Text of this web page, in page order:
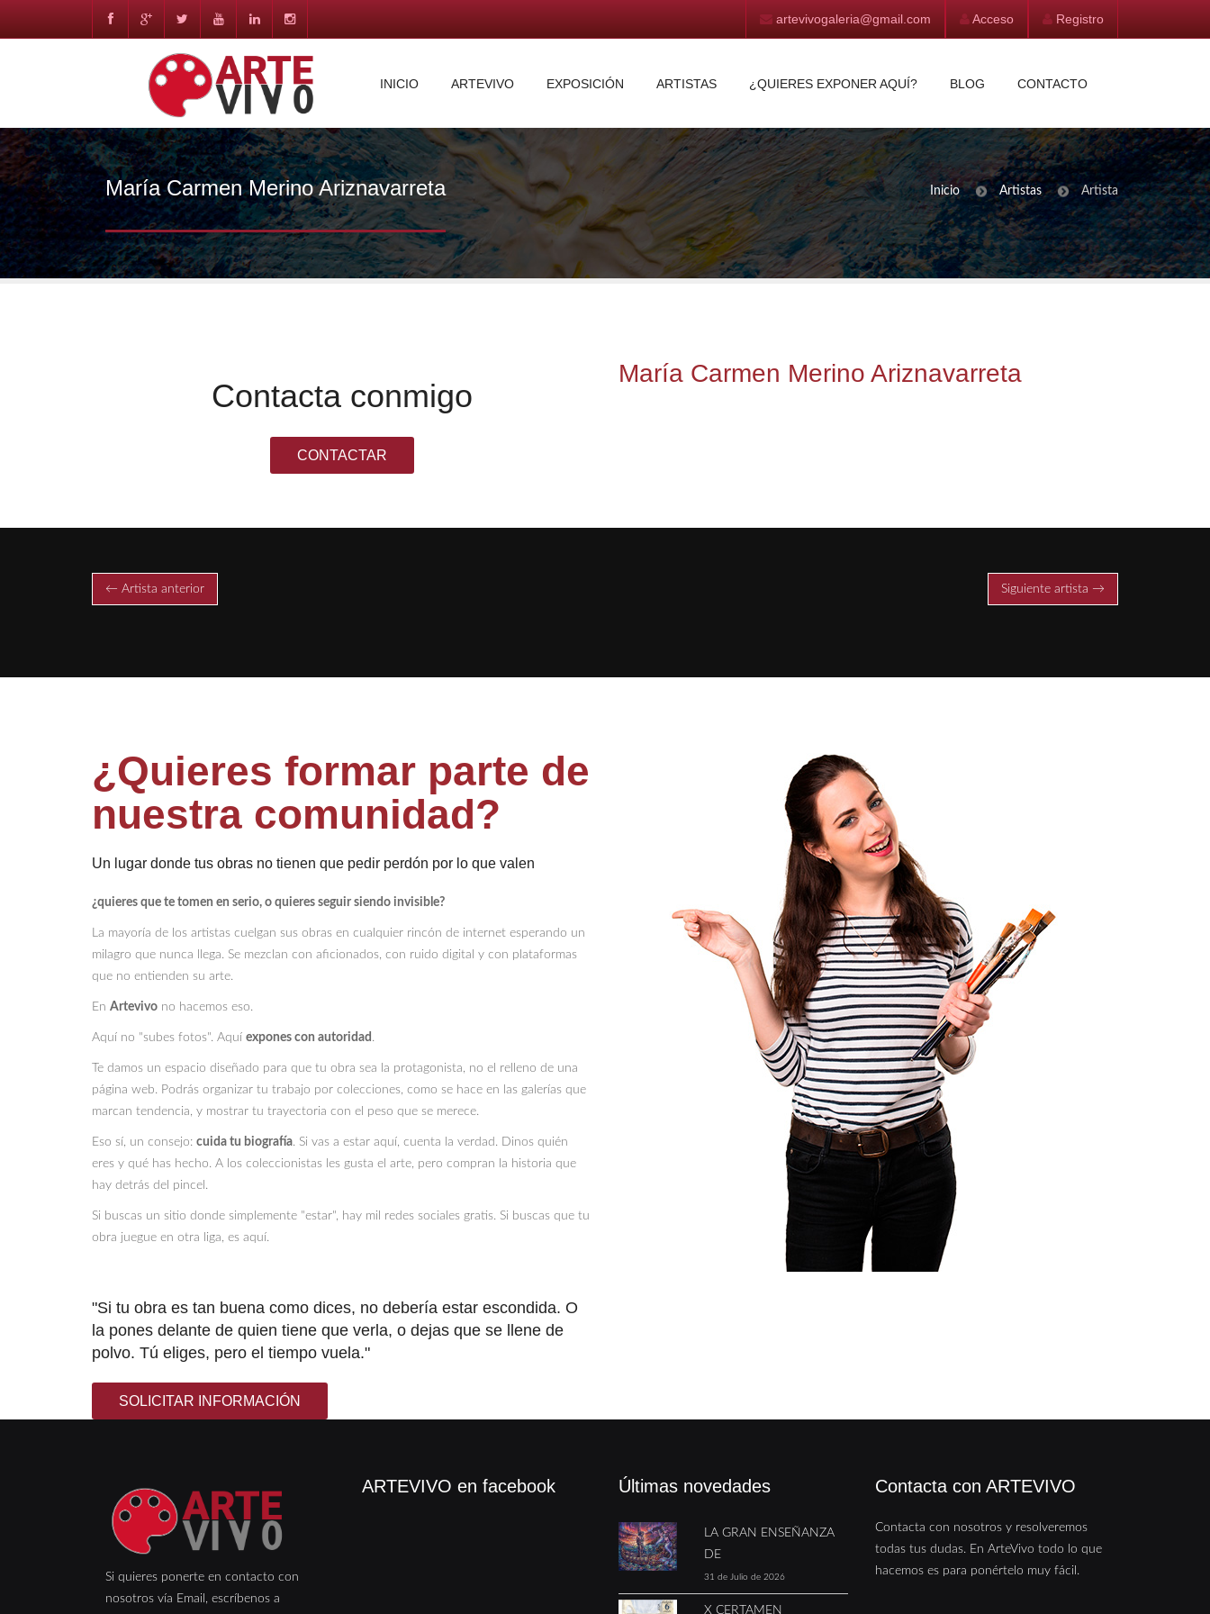
Acceso Registro
artevivogaleria@gmail.com
INICIO ARTEVIVO EXPOSICIÓN ARTISTAS ¿QUIERES EXPONER AQUÍ? BLOG CONTACTO
María Carmen Merino Ariznavarreta Inicio Artistas Artista
Contacta conmigo
CONTACTAR
María Carmen Merino Ariznavarreta
← Artista anterior Siguiente artista →
¿Quieres formar parte de
nuestra comunidad?
Un lugar donde tus obras no tienen que pedir perdón por lo que valen
¿quieres que te tomen en serio, o quieres seguir siendo invisible?
La mayoría de los artistas cuelgan sus obras en cualquier rincón de internet esperando un
milagro que nunca llega. Se mezclan con aficionados, con ruido digital y con plataformas
que no entienden su arte.
En Artevivo no hacemos eso.
Aquí no "subes fotos". Aquí expones con autoridad .
Te damos un espacio diseñado para que tu obra sea la protagonista, no el relleno de una
página web. Podrás organizar tu trabajo por colecciones, como se hace en las galerías que
marcan tendencia, y mostrar tu trayectoria con el peso que se merece.
Eso sí, un consejo: cuida tu biografía. Si vas a estar aquí, cuenta la verdad. Dinos quién
eres y qué has hecho. A los coleccionistas les gusta el arte, pero compran la historia que
hay detrás del pincel.
Si buscas un sitio donde simplemente "estar", hay mil redes sociales gratis. Si buscas que tu
obra juegue en otra liga, es aquí.
"Si tu obra es tan buena como dices, no debería estar escondida. O
la pones delante de quien tiene que verla, o dejas que se llene de
polvo. Tú eliges, pero el tiempo vuela."
SOLICITAR INFORMACIÓN
Si quieres ponerte en contacto con
nosotros vía Email, escríbenos a
ARTEVIVO en facebook Últimas novedades
LA GRAN ENSEÑANZA
DE
31 de Julio de 2026
X CERTAMEN
Contacta con ARTEVIVO
Contacta con nosotros y resolveremos
todas tus dudas. En ArteVivo todo lo que
hacemos es para ponértelo muy fácil.